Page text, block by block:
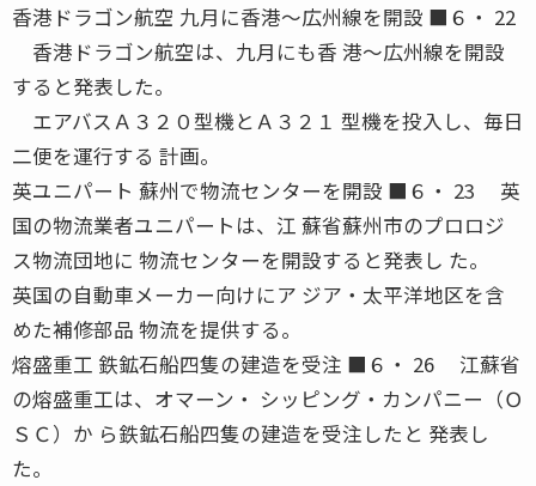
香港ドラゴン航空 九月に香港〜広州線を開設 ■６・ 22
香港ドラゴン航空は、九月にも香 港〜広州線を開設
すると発表した。
エアバスＡ３２０型機とＡ３２１ 型機を投入し、毎日
二便を運行する 計画。
英ユニパート 蘇州で物流センターを開設 ■６・ 23 英
国の物流業者ユニパートは、江 蘇省蘇州市のプロロジ
ス物流団地に 物流センターを開設すると発表し た。
英国の自動車メーカー向けにア ジア・太平洋地区を含
めた補修部品 物流を提供する。
熔盛重工 鉄鉱石船四隻の建造を受注 ■６・ 26 江蘇省
の熔盛重工は、オマーン・ シッピング・カンパニー（Ｏ
ＳＣ）か ら鉄鉱石船四隻の建造を受注したと 発表し
た。